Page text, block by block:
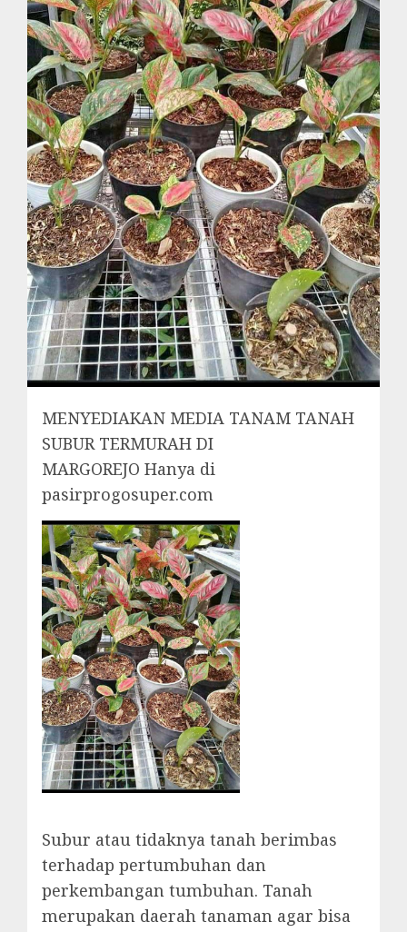
MENYEDIAKAN MEDIA TANAM TANAH
SUBUR TERMURAH DI
MARGOREJO Hanya di
pasirprogosuper.com
Subur atau tidaknya tanah berimbas
terhadap pertumbuhan dan
perkembangan tumbuhan. Tanah
merupakan daerah tanaman agar bisa